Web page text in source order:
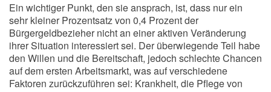
Ein wichtiger Punkt, den sie ansprach, ist, dass nur ein
sehr kleiner Prozentsatz von 0,4 Prozent der
Bürgergeldbezieher nicht an einer aktiven Veränderung
ihrer Situation interessiert sei. Der überwiegende Teil habe
den Willen und die Bereitschaft, jedoch schlechte Chancen
auf dem ersten Arbeitsmarkt, was auf verschiedene
Faktoren zurückzuführen sei: Krankheit, die Pflege von